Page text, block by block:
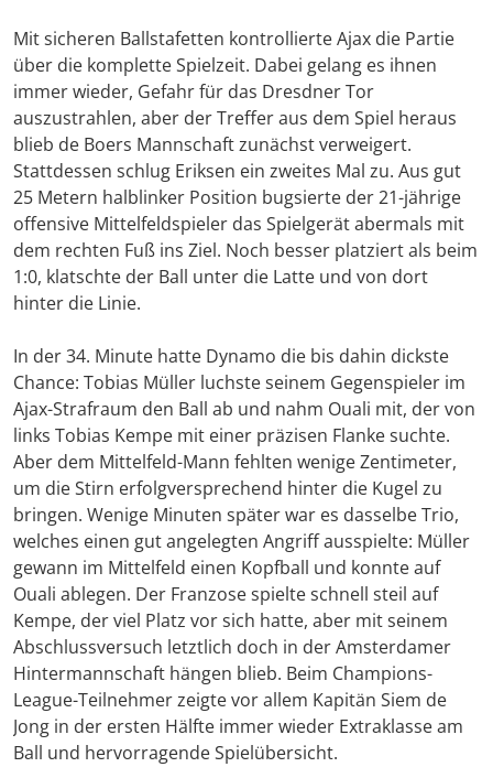
Mit sicheren Ballstafetten kontrollierte Ajax die Partie
über die komplette Spielzeit. Dabei gelang es ihnen
immer wieder, Gefahr für das Dresdner Tor
auszustrahlen, aber der Treffer aus dem Spiel heraus
blieb de Boers Mannschaft zunächst verweigert.
Stattdessen schlug Eriksen ein zweites Mal zu. Aus gut
25 Metern halblinker Position bugsierte der 21-jährige
offensive Mittelfeldspieler das Spielgerät abermals mit
dem rechten Fuß ins Ziel. Noch besser platziert als beim
1:0, klatschte der Ball unter die Latte und von dort
hinter die Linie.
In der 34. Minute hatte Dynamo die bis dahin dickste
Chance: Tobias Müller luchste seinem Gegenspieler im
Ajax-Strafraum den Ball ab und nahm Ouali mit, der von
links Tobias Kempe mit einer präzisen Flanke suchte.
Aber dem Mittelfeld-Mann fehlten wenige Zentimeter,
um die Stirn erfolgversprechend hinter die Kugel zu
bringen. Wenige Minuten später war es dasselbe Trio,
welches einen gut angelegten Angriff ausspielte: Müller
gewann im Mittelfeld einen Kopfball und konnte auf
Ouali ablegen. Der Franzose spielte schnell steil auf
Kempe, der viel Platz vor sich hatte, aber mit seinem
Abschlussversuch letztlich doch in der Amsterdamer
Hintermannschaft hängen blieb. Beim Champions-
League-Teilnehmer zeigte vor allem Kapitän Siem de
Jong in der ersten Hälfte immer wieder Extraklasse am
Ball und hervorragende Spielübersicht.